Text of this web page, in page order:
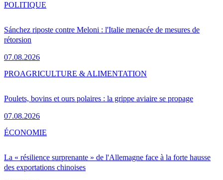
Sánchez riposte contre Meloni : l'Italie menacée de mesures de
rétorsion
07.08.2026
POLITIQUE
Poulets, bovins et ours polaires : la grippe aviaire se propage
07.08.2026
PROAGRICULTURE & ALIMENTATION
La « résilience surprenante » de l'Allemagne face à la forte hausse
des exportations chinoises
ÉCONOMIE